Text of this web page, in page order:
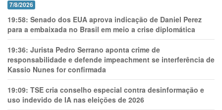
7/8/2026
19:58: Senado dos EUA aprova indicação de Daniel Perez
para a embaixada no Brasil em meio a crise diplomática
19:36: Jurista Pedro Serrano aponta crime de
responsabilidade e defende impeachment se interferência de
Kassio Nunes for confirmada
19:09: TSE cria conselho especial contra desinformação e
uso indevido de IA nas eleições de 2026